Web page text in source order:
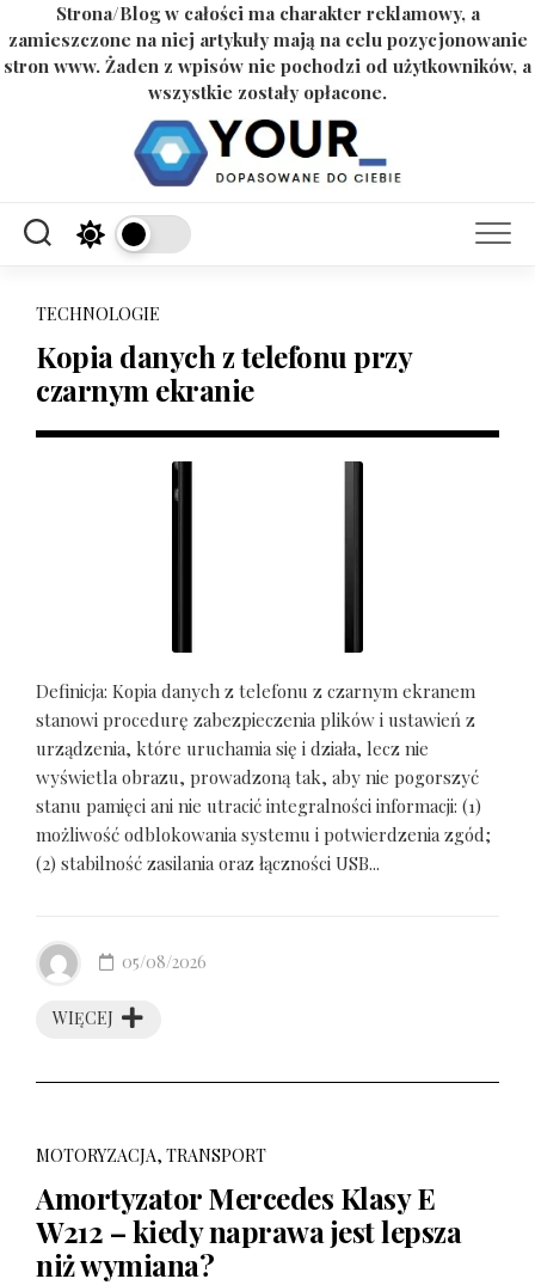
Strona/Blog w całości ma charakter reklamowy, a
zamieszczone na niej artykuły mają na celu pozycjonowanie
stron www. Żaden z wpisów nie pochodzi od użytkowników, a
wszystkie zostały opłacone.
TECHNOLOGIE
Kopia danych z telefonu przy
czarnym ekranie
Definicja: Kopia danych z telefonu z czarnym ekranem
stanowi procedurę zabezpieczenia plików i ustawień z
urządzenia, które uruchamia się i działa, lecz nie
wyświetla obrazu, prowadzoną tak, aby nie pogorszyć
stanu pamięci ani nie utracić integralności informacji: (1)
możliwość odblokowania systemu i potwierdzenia zgód;
(2) stabilność zasilania oraz łączności USB...
WIĘCEJ
05/08/2026
MOTORYZACJA, TRANSPORT
Amortyzator Mercedes Klasy E
W212 – kiedy naprawa jest lepsza
niż wymiana?